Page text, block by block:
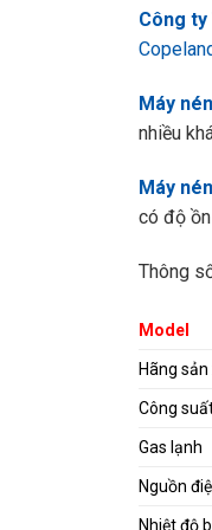
Công ty
Máy
nhiều
Máy
có độ
Thông
Model
Hãng
Công
Gas lạnh
Nguồn
Nhiệt độ